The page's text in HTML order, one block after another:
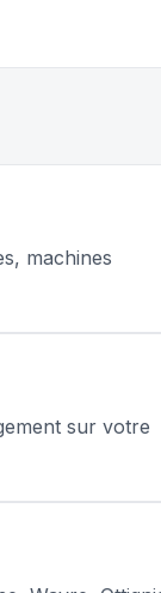
machines
sur votre